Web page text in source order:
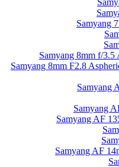
Samyang
Samyang 8mm f/
Samyang 8mm F2.8
Samyang
Samyang
Samyang AF
Samyang AF